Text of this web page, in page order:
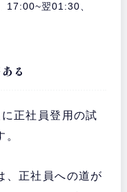
17:00~翌01:30、
る
正社員登用の試
、正社員への道が